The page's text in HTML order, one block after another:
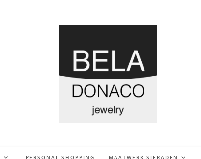
PERSONAL SHOPPING MAATWERK SIERADEN